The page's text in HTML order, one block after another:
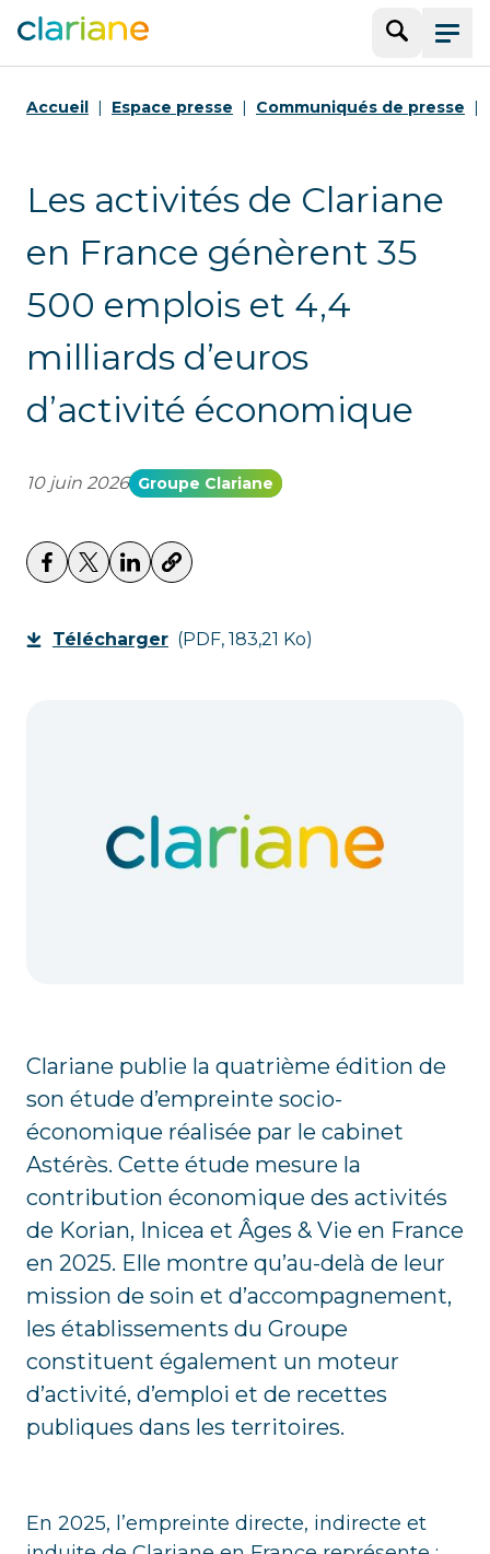
Menu
Accueil Espace presse Communiqués de presse
Les activités de Clariane
en France génèrent 35
500 emplois et 4,4
milliards d’euros
d’activité économique
10 juin 2026 Groupe Clariane
Télécharger (PDF, 183,21 Ko)
Clariane publie la quatrième édition de
son étude d’empreinte socio-
économique réalisée par le cabinet
Astérès. Cette étude mesure la
contribution économique des activités
de Korian, Inicea et Âges & Vie en France
en 2025. Elle montre qu’au-delà de leur
mission de soin et d’accompagnement,
les établissements du Groupe
constituent également un moteur
d’activité, d’emploi et de recettes
publiques dans les territoires.
En 2025, l’empreinte directe, indirecte et